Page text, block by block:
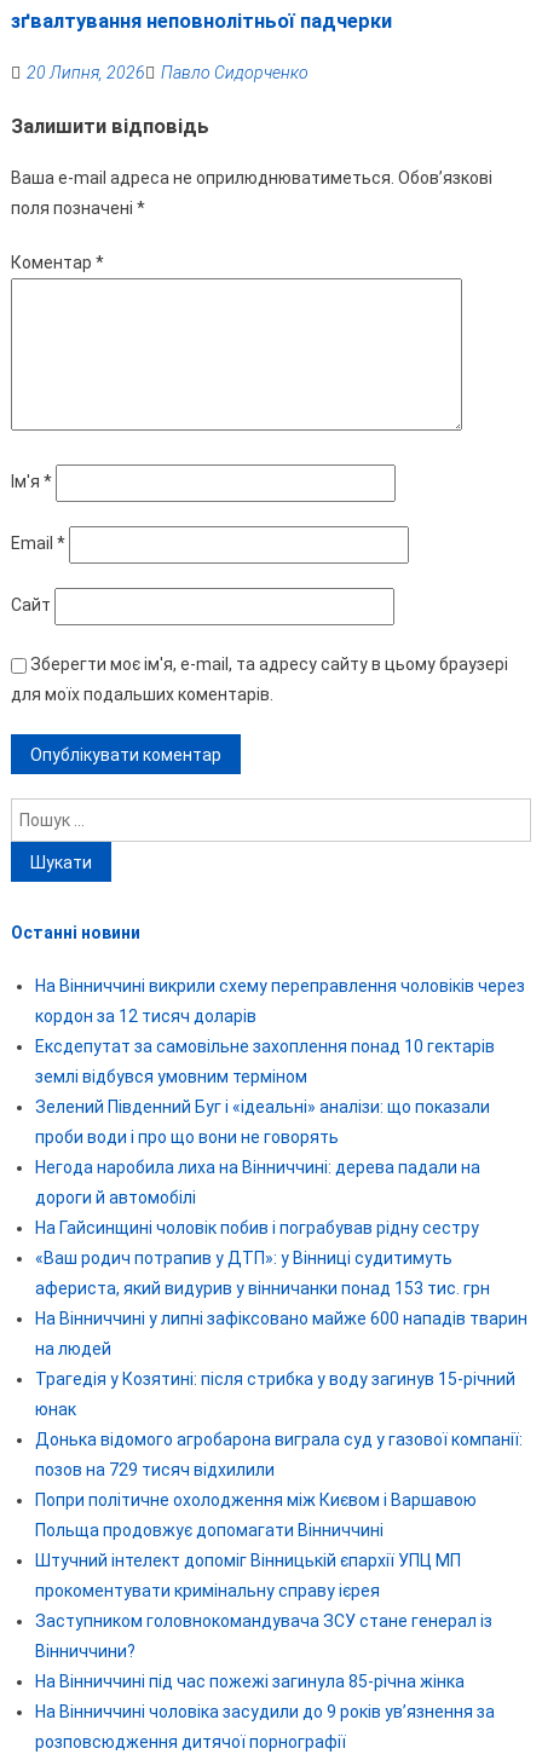
зґвалтування неповнолітньої падчерки
20 Липня, 2026 Павло Сидорченко
Залишити відповідь
Ваша e-mail адреса не оприлюднюватиметься. Обов’язкові
поля позначені *
Коментар *
Ім'я *
Email *
Сайт
Зберегти моє ім'я, e-mail, та адресу сайту в цьому браузері
для моїх подальших коментарів.
Пошук:
Останні новини
На Вінниччині викрили схему переправлення чоловіків через
кордон за 12 тисяч доларів
Ексдепутат за самовільне захоплення понад 10 гектарів
землі відбувся умовним терміном
Зелений Південний Буг і «ідеальні» аналізи: що показали
проби води і про що вони не говорять
Негода наробила лиха на Вінниччині: дерева падали на
дороги й автомобілі
На Гайсинщині чоловік побив і пограбував рідну сестру
«Ваш родич потрапив у ДТП»: у Вінниці судитимуть
афериста, який видурив у вінничанки понад 153 тис. грн
На Вінниччині у липні зафіксовано майже 600 нападів тварин
на людей
Трагедія у Козятині: після стрибка у воду загинув 15-річний
юнак
Донька відомого агробарона виграла суд у газової компанії:
позов на 729 тисяч відхилили
Попри політичне охолодження між Києвом і Варшавою
Польща продовжує допомагати Вінниччині
Штучний інтелект допоміг Вінницькій єпархії УПЦ МП
прокоментувати кримінальну справу ієрея
Заступником головнокомандувача ЗСУ стане генерал із
Вінниччини?
На Вінниччині під час пожежі загинула 85-річна жінка
На Вінниччині чоловіка засудили до 9 років ув’язнення за
розповсюдження дитячої порнографії